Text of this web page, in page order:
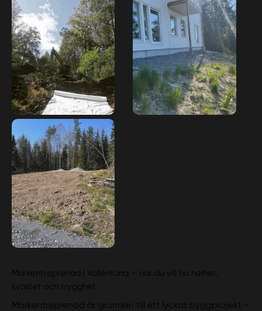
Markentreprenad i Vallentuna – när du vill ha helhet,
kvalitet och trygghet
Markentreprenad är grunden till ett lyckat byggprojekt –